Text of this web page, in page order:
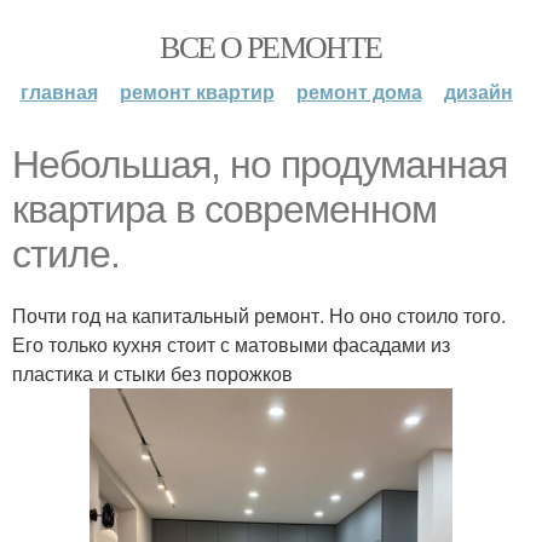
ВСЕ О РЕМОНТЕ
главная ремонт квартир ремонт дома дизайн
Небольшая, но продуманная
квартира в современном
стиле.
Почти год на капитальный ремонт. Но оно стоило того.
Его только кухня стоит с матовыми фасадами из
пластика и стыки без порожков